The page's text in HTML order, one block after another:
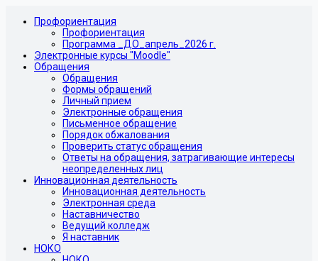
Профориентация
Профориентация
Программа _ДО_апрель_2026 г.
Электронные курсы "Moodle"
Обращения
Обращения
Формы обращений
Личный прием
Электронные обращения
Письменное обращение
Порядок обжалования
Проверить статус обращения
Ответы на обращения, затрагивающие интересы
неопределенных лиц
Инновационная деятельность
Инновационная деятельность
Электронная среда
Наставничество
Ведущий колледж
Я наставник
НОКО